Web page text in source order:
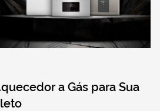
a Gás para Sua